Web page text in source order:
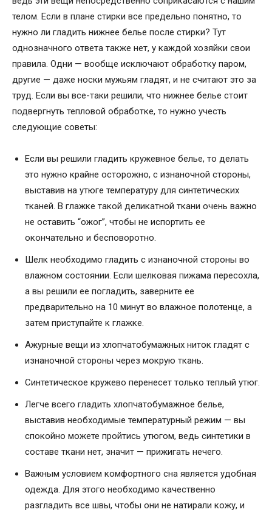
телом. Если в плане стирки все предельно понятно, то
нужно ли гладить нижнее белье после стирки? Тут
однозначного ответа также нет, у каждой хозяйки свои
правила. Одни — вообще исключают обработку паром,
другие — даже носки мужьям гладят, и не считают это за
труд. Если вы все-таки решили, что нижнее белье стоит
подвергнуть тепловой обработке, то нужно учесть
следующие советы:
Если вы решили гладить кружевное белье, то делать
это нужно крайне осторожно, с изнаночной стороны,
выставив на утюге температуру для синтетических
тканей. В глажке такой деликатной ткани очень важно
не оставить “ожог”, чтобы не испортить ее
окончательно и бесповоротно.
Шелк необходимо гладить с изнаночной стороны во
влажном состоянии. Если шелковая пижама пересохла,
а вы решили ее погладить, заверните ее
предварительно на 10 минут во влажное полотенце, а
затем приступайте к глажке.
Ажурные вещи из хлопчатобумажных ниток гладят с
изнаночной стороны через мокрую ткань.
Синтетическое кружево перенесет только теплый утюг.
Легче всего гладить хлопчатобумажное белье,
выставив необходимые температурный режим — вы
спокойно можете пройтись утюгом, ведь синтетики в
составе ткани нет, значит — прижигать нечего.
Важным условием комфортного сна является удобная
одежда. Для этого необходимо качественно
разгладить все швы, чтобы они не натирали кожу, и